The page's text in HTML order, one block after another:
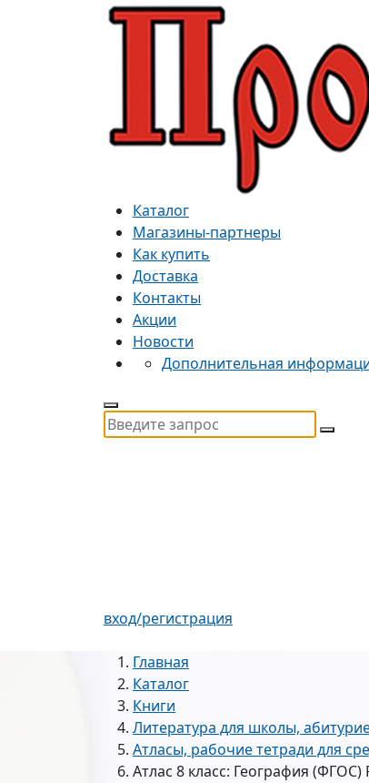
Каталог
Магазины-партнеры
Как купить
Доставка
Контакты
Акции
Новости
Дополнительная
вход/регистрация
Главная
Каталог
Книги
Литература для школы,
Атласы, рабочие тетради для
Атлас 8 класс: География (ФГОС)